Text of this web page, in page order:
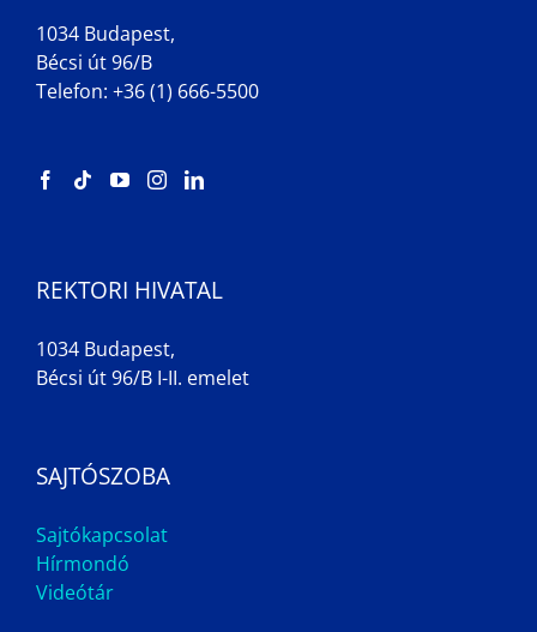
1034 Budapest,
Bécsi út 96/B
Telefon: +36 (1) 666-5500
REKTORI HIVATAL
1034 Budapest,
Bécsi út 96/B I-II. emelet
SAJTÓSZOBA
Sajtókapcsolat
Hírmondó
Videótár